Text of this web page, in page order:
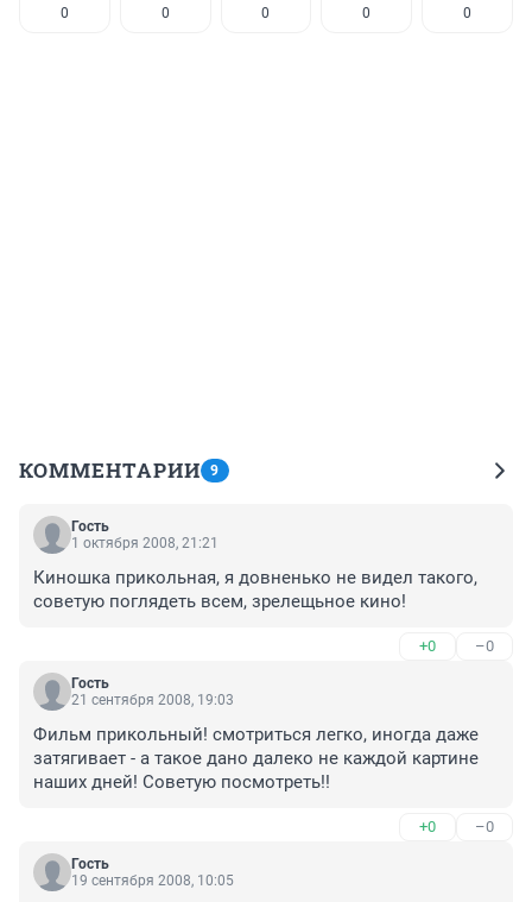
0 0 0 0 0
КОММЕНТАРИИ 9
Гость
1 октября 2008, 21:21
Киношка прикольная, я довненько не видел такого,
советую поглядеть всем, зрелещьное кино!
+0 –0
Гость
21 сентября 2008, 19:03
Фильм прикольный! смотриться легко, иногда даже
затягивает - а такое дано далеко не каждой картине
наших дней! Советую посмотреть!!
+0 –0
Гость
19 сентября 2008, 10:05